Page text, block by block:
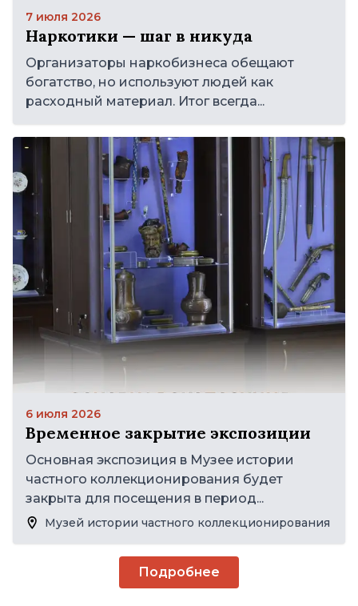
7 июля 2026
Наркотики — шаг в никуда
Организаторы наркобизнеса обещают
богатство, но используют людей как
расходный материал. Итог всегда...
6 июля 2026
Временное закрытие экспозиции
Основная экспозиция в Музее истории
частного коллекционирования будет
закрыта для посещения в период...
Музей истории частного коллекционирования
Подробнее